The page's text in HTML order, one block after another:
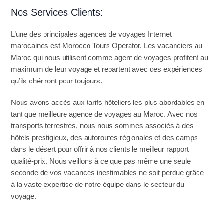
Nos Services Clients:
L’une des principales agences de voyages Internet
marocaines est Morocco Tours Operator. Les vacanciers au
Maroc qui nous utilisent comme agent de voyages profitent au
maximum de leur voyage et repartent avec des expériences
qu’ils chériront pour toujours.
Nous avons accès aux tarifs hôteliers les plus abordables en
tant que meilleure agence de voyages au Maroc. Avec nos
transports terrestres, nous nous sommes associés à des
hôtels prestigieux, des autoroutes régionales et des camps
dans le désert pour offrir à nos clients le meilleur rapport
qualité-prix. Nous veillons à ce que pas même une seule
seconde de vos vacances inestimables ne soit perdue grâce
à la vaste expertise de notre équipe dans le secteur du
voyage.